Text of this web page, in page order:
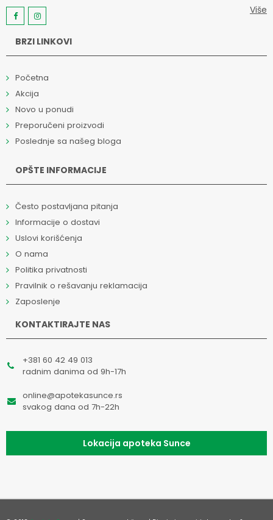
Više
BRZI LINKOVI
Početna
Akcija
Novo u ponudi
Preporučeni proizvodi
Poslednje sa našeg bloga
OPŠTE INFORMACIJE
Često postavljana pitanja
Informacije o dostavi
Uslovi korišćenja
O nama
Politika privatnosti
Pravilnik o rešavanju reklamacija
Zaposlenje
KONTAKTIRAJTE NAS
+381 60 42 49 013
radnim danima od 9h-17h
online@apotekasunce.rs
svakog dana od 7h-22h
Lokacija apoteka Sunce